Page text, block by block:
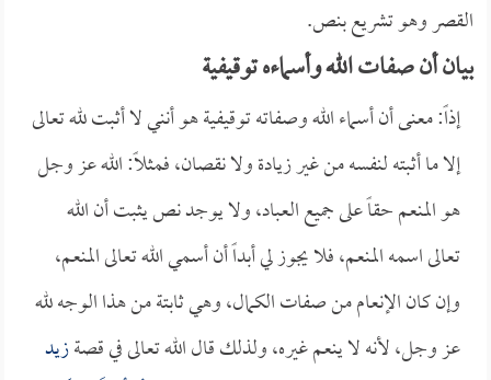
القصر وهو تشريع بنص.
بيان أن صفات الله وأسماءه توقيفية
إذاً: معنى أن أسماء الله وصفاته توقيفية هو أنني لا أثبت لله تعالى
إلا ما أثبته لنفسه من غير زيادة ولا نقصان، فمثلاً: الله عز وجل
هو المنعم حقاً على جميع العباد، ولا يوجد نص يثبت أن الله
تعالى اسمه المنعم، فلا يجوز لي أبداً أن أسمي الله تعالى المنعم،
وإن كان الإنعام من صفات الكمال، وهي ثابتة من هذا الوجه لله
عز وجل، لأنه لا ينعم غيره، ولذلك قال الله تعالى في قصةزيد